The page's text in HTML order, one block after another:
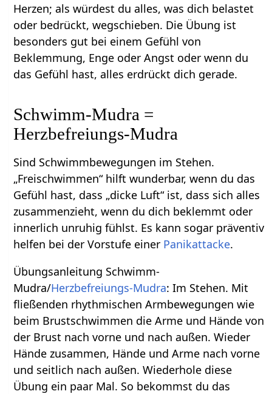
Herzen; als würdest du alles, was dich belastet
oder bedrückt, wegschieben. Die Übung ist
besonders gut bei einem Gefühl von
Beklemmung, Enge oder Angst oder wenn du
das Gefühl hast, alles erdrückt dich gerade.
Schwimm-Mudra =
Herzbefreiungs-Mudra
Sind Schwimmbewegungen im Stehen.
„Freischwimmen“ hilft wunderbar, wenn du das
Gefühl hast, dass „dicke Luft“ ist, dass sich alles
zusammenzieht, wenn du dich beklemmt oder
innerlich unruhig fühlst. Es kann sogar präventiv
helfen bei der Vorstufe einer Panikattacke.
Übungsanleitung Schwimm-
Mudra/Herzbefreiungs-Mudra: Im Stehen. Mit
fließenden rhythmischen Armbewegungen wie
beim Brustschwimmen die Arme und Hände von
der Brust nach vorne und nach außen. Wieder
Hände zusammen, Hände und Arme nach vorne
und seitlich nach außen. Wiederhole diese
Übung ein paar Mal. So bekommst du das